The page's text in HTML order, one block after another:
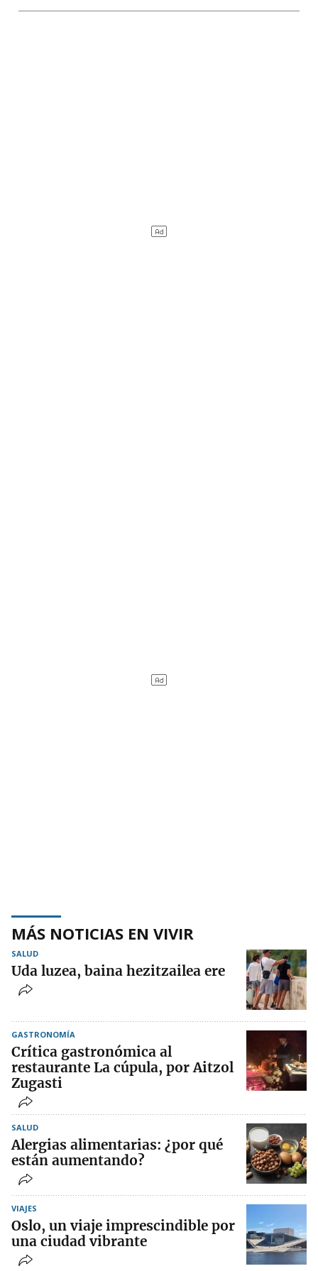
MÁS NOTICIAS EN VIVIR
SALUD
Uda luzea, baina hezitzailea ere
GASTRONOMÍA
Crítica gastronómica al
restaurante La cúpula, por Aitzol
Zugasti
SALUD
Alergias alimentarias: ¿por qué
están aumentando?
VIAJES
Oslo, un viaje imprescindible por
una ciudad vibrante